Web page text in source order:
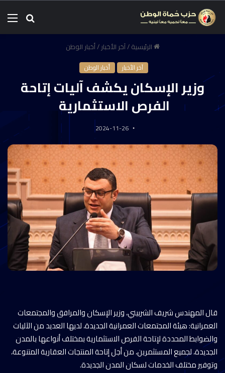
الرئيسية/آخر الأخبار/أخبار الوطن
آخر الأخبار أخبار الوطن
وزير الإسكان يكشف آليات إتاحة
الفرص الاستثمارية
2024-11-26
قال المهندس شريف الشربيني، وزير الإسكان والمرافق والمجتمعات
العمرانية: هيئة المجتمعات العمرانية الجديدة، لديها العديد من الآليات
والضوابط المحددة لإتاحة الفرص الاستثمارية بمختلف أنواعها بالمدن
الجديدة، لجميع المستثمرين، من أجل إتاحة المنتجات العقارية المتنوعة،
وتوفير مختلف الخدمات لسكان المدن الجديدة.